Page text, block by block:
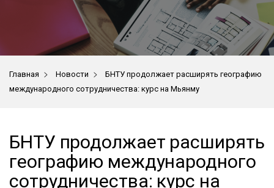
Главная > Новости >
БНТУ продолжает расширять географию
международного сотрудничества: курс на Мьянму
БНТУ продолжает расширять
географию международного
сотрудничества: курс на